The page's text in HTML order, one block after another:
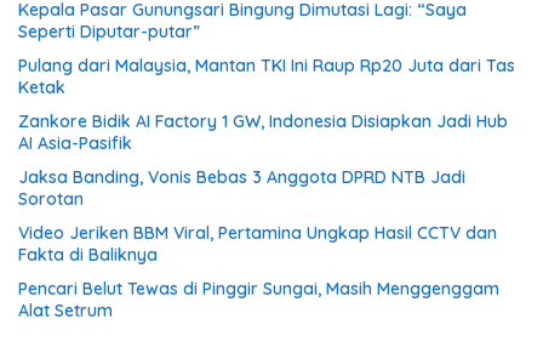
Kepala Pasar Gunungsari Bingung Dimutasi Lagi: “Saya
Seperti Diputar-putar”
Pulang dari Malaysia, Mantan TKI Ini Raup Rp20 Juta dari Tas
Ketak
Zankore Bidik AI Factory 1 GW, Indonesia Disiapkan Jadi Hub
AI Asia-Pasifik
Jaksa Banding, Vonis Bebas 3 Anggota DPRD NTB Jadi
Sorotan
Video Jeriken BBM Viral, Pertamina Ungkap Hasil CCTV dan
Fakta di Baliknya
Pencari Belut Tewas di Pinggir Sungai, Masih Menggenggam
Alat Setrum